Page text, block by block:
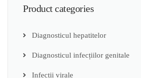
Product categories
Diagnosticul hepatitelor
Diagnosticul infecțiilor genitale
Infecții virale